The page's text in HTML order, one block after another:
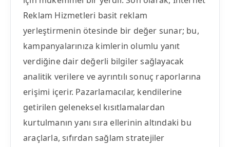
Reklam Hizmetleri basit reklam
yerleştirmenin ötesinde bir değer sunar; bu,
kampanyalarınıza kimlerin olumlu yanıt
verdiğine dair değerli bilgiler sağlayacak
analitik verilere ve ayrıntılı sonuç raporlarına
erişimi içerir. Pazarlamacılar, kendilerine
getirilen geleneksel kısıtlamalardan
kurtulmanın yanı sıra ellerinin altındaki bu
araçlarla, sıfırdan sağlam stratejiler